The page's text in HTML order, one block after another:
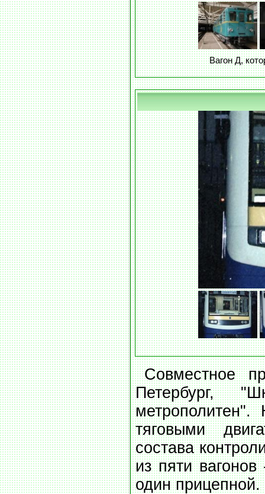
Вагон Д,
Совместное
Петербург,
тяговыми
состава
из пяти
один прицепной.